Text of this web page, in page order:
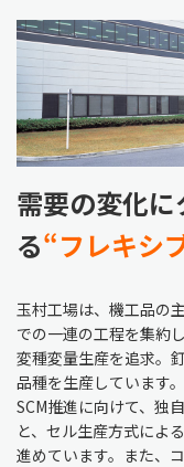
需要の変化
る“フレキシ
玉村工場は、機工品の
での一連の工程を集約
変種変量生産を追求。
品種を生産しています。
SCM推進に向けて、独
と、セル生産方式によ
進めています。また、